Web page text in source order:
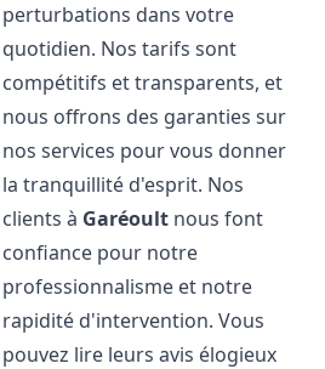
perturbations dans votre
quotidien. Nos tarifs sont
compétitifs et transparents, et
nous offrons des garanties sur
nos services pour vous donner
la tranquillité d'esprit. Nos
clients à Garéoult nous font
confiance pour notre
professionnalisme et notre
rapidité d'intervention. Vous
pouvez lire leurs avis élogieux